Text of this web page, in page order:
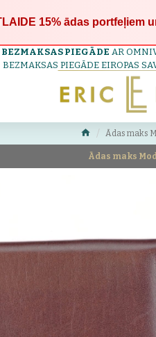
15%ādas portfeļiem
BEZMAKSAS PIEGĀDE AR
BEZMAKSAS PIEGĀDE EIROPAS
Ādas maks
Ādas maks